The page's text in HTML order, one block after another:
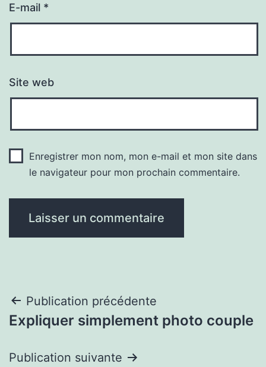
E-mail *
Site web
Enregistrer mon nom, mon e-mail et mon site dans
le navigateur pour mon prochain commentaire.
Navigation
de
l’article
Publication précédente
Expliquer simplement photo couple
Publication suivante